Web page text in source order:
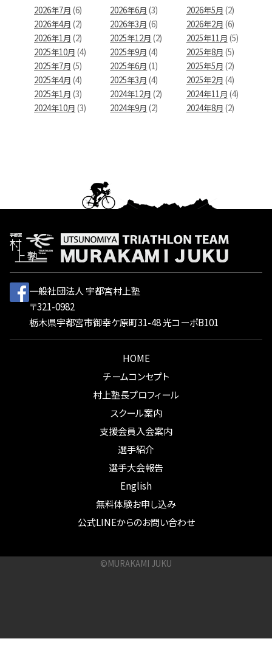
2026年7月 (6) 2026年6月 (3) 2026年5月 (2)
2026年4月 (2) 2026年3月 (6) 2026年2月 (6)
2026年1月 (2) 2025年12月 (2) 2025年11月 (5)
2025年10月 (4) 2025年9月 (4) 2025年8月 (5)
2025年7月 (5) 2025年6月 (1) 2025年5月 (2)
2025年4月 (4) 2025年3月 (4) 2025年2月 (4)
2025年1月 (3) 2024年12月 (2) 2024年11月 (4)
2024年10月 (3) 2024年9月 (2) 2024年8月 (2)
一般社団法人 宇都宮村上塾
〒321-0982
栃木県宇都宮市御幸ケ原町31-48 光コーポB101
HOME
チームコンセプト
村上塾長プロフィール
スクール案内
支援会員入会案内
選手紹介
選手大会報告
English
無料体験お申し込み
公式LINEからのお問い合わせ
©MURAKAMI JUKU